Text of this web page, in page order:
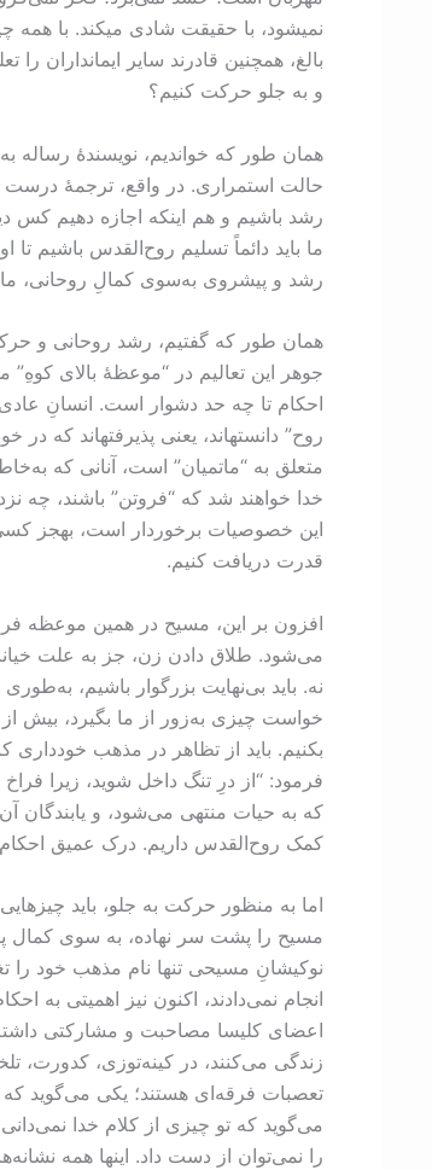
بالغ، همچنین قادرند سایر ایمانداران
و به جلو حرکت کنیم؟
همان طور که خواندیم، نویسندۀ رساله
حالت استمراری. در واقع، ترجمۀ درست
رشد باشیم و هم اینکه اجازه دهیم
ما باید دائماً تسلیم روح‌القدس باشیم
رشد و پیشروی به‌سوی کمالِ روحانی،
همان طور که گفتیم، رشد روحانی و
احکام تا چه حد دشوار است. انسانِ
روح” دانستهاند، یعنی پذیرفتهاند که
متعلق به “ماتمیان” است، آنانی که
خدا خواهند شد که “فروتن” باشند، چه
این خصوصیات برخوردار است، بهجز کسی
قدرت دریافت کنیم.
افزون بر این، مسیح در همین موعظه
می‌شود. طلاق دادن زن، جز به علت خيانت
نه. باید بی‌نهایت بزرگوار باشیم،
خواست چیزی به‌زور از ما بگیرد، بیش
بکنیم. باید از تظاهر در مذهب خودداری
فرمود: “از درِ تنگ داخل شوید، زیرا
کمک روح‌القدس داریم. درک عمیق احکام
اما به منظور حرکت به جلو، باید
مسیح را پشت سر نهاده، به‌ سوی کمال
نوکیشانِ مسیحی تنها نام مذهب خود را
انجام نمی‌دادند، اکنون نیز اهمیتی به
اعضای کلیسا مصاحبت و مشارکتی داشته
زندگی می‌کنند، در کینه‌توزی،
تعصبات فرقه‌ای هستند؛ یکی می‌گوید
می‌گوید که تو چيزی از کلام خدا
را نمی‌توان از دست داد. اینها همه